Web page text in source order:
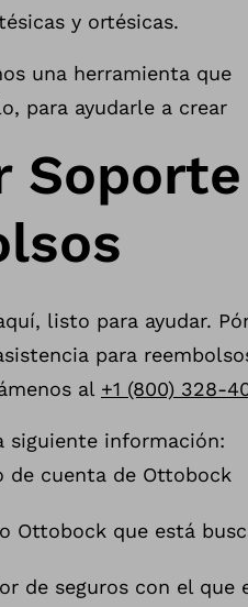
y ortésicas.
una herramienta que
para ayudarle a crear
listo para ayudar.
para
al +1 (800) 328-
siguiente información:
de cuenta de Ottobock
Ottobock que está
de seguros con el que